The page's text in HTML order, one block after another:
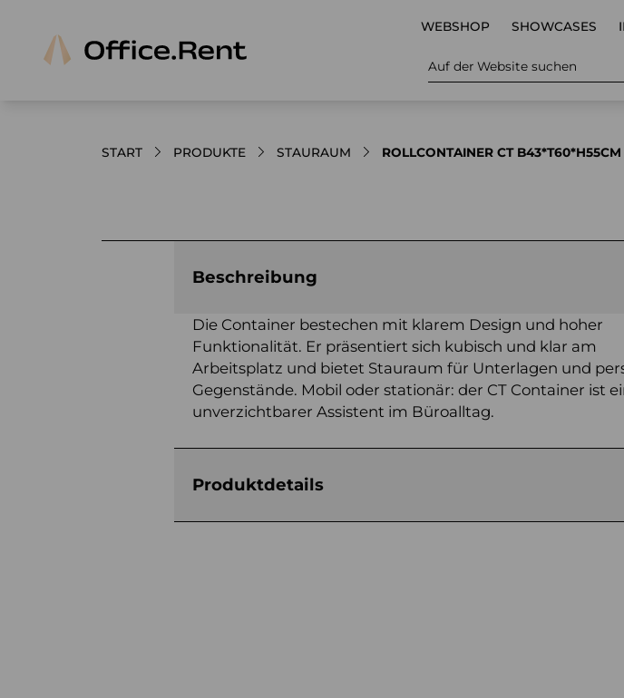
WEBSHOP SHOWCASES
Auf der Website suchen
START PRODUKTE STAURAUM ROLLCONTAINER CT B43*T60*H55CM
Beschreibung
Die Container bestechen mit klarem Design und hoher
Funktionalität. Er präsentiert sich kubisch und klar am
Arbeitsplatz und bietet Stauraum für Unterlagen und
Gegenstände. Mobil oder stationär: der CT Container ist
unverzichtbarer Assistent im Büroalltag.
Produktdetails